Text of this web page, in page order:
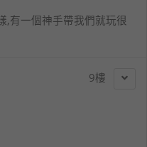
,有一個神手帶我們就玩很
9